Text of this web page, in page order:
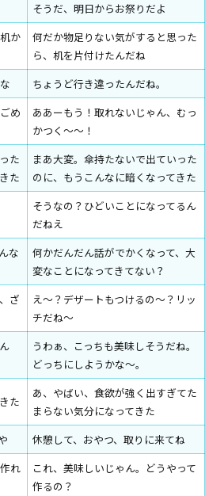
そうだ、明日からお祭りだよ
か
何だか物足りない気がすると思った
ら、机を片付けたんだね
ちょうど行き違ったんだね。
め
ああーもう！取れないじゃん、むっ
かつく～～！
た
た
まあ大変。傘持たないで出ていった
のに、もうこんなに暗くなってきた
そうなの？ひどいことになってるん
だねえ
な
何かだんだん話がでかくなって、大
変なことになってきてない？
ざ
え～？デザートもつけるの～？リッ
チだね～
うわぁ、こっちも美味しそうだね。
どっちにしようかな～。
た
あ、やばい、食欲が強く出すぎてた
まらない気分になってきた
休憩して、おやつ、取りに来てね
れ
これ、美味しいじゃん。どうやって
作るの？